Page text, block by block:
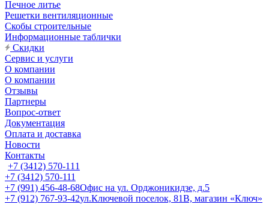
Печное литье
Решетки вентиляционные
Скобы строительные
Информационные таблички
Скидки
Сервис и услуги
О компании
О компании
Отзывы
Партнеры
Вопрос-ответ
Документация
Оплата и доставка
Новости
Контакты
+7 (3412) 570-111
+7 (3412) 570-111
+7 (991) 456-48-68Офис на ул. Орджоникидзе, д.5
+7 (912) 767-93-42ул.Ключевой поселок, 81В, магазин «Ключ»